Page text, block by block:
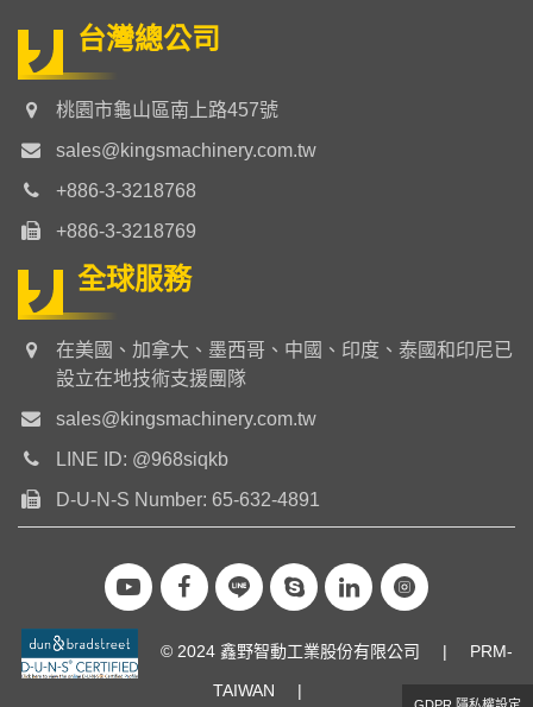
台灣總公司
桃園市龜山區南上路457號
sales@kingsmachinery.com.tw
+886-3-3218768
+886-3-3218769
全球服務
在美國、加拿大、墨西哥、中國、印度、泰國和印尼已
設立在地技術支援團隊
sales@kingsmachinery.com.tw
LINE ID: @968siqkb
D-U-N-S Number: 65-632-4891
© 2024 鑫野智動工業股份有限公司 | PRM-
TAIWAN |